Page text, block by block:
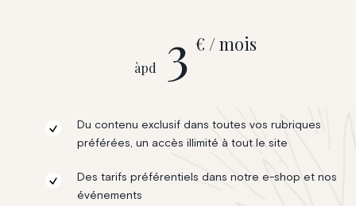
àpd 3 € / mois
Du contenu exclusif dans toutes vos rubriques
préférées, un accès illimité à tout le site
Des tarifs préférentiels dans notre e-shop et nos
événements